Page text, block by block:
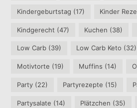
Kindergeburtstag (17) Kinder
Kindgerecht (47) Kuchen (38)
Low Carb (39) Low Carb Keto (32)
Motivtorte (19) Muffins (14)
Party (22) Partyrezepte (15)
Partysalate (14) Plätzchen (35)